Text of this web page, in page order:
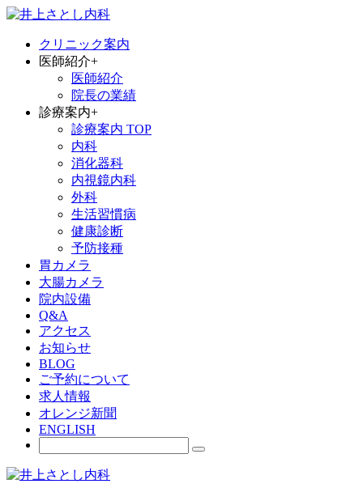
クリニック案内
医師紹介+
医師紹介
院長の業績
診療案内+
診療案内 TOP
内科
消化器科
内視鏡内科
外科
生活習慣病
健康診断
予防接種
胃カメラ
大腸カメラ
院内設備
Q&A
アクセス
お知らせ
BLOG
ご予約について
求人情報
オレンジ新聞
ENGLISH